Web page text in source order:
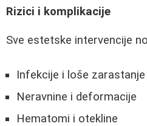
Rizici i komplikacije
Sve estetske intervencije
Infekcije i loše zarastanje
Neravnine i deformacije
Hematomi i otekline